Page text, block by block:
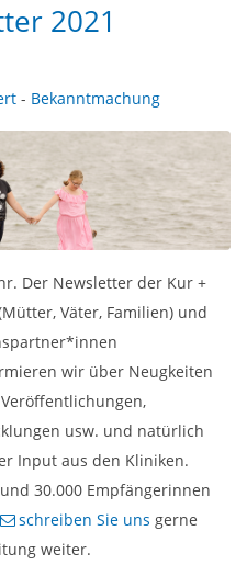
2021
- Bekanntmachung
Der Newsletter der Kur +
Väter, Familien) und
wir über Neugkeiten
usw. und natürlich
Input aus den Kliniken.
30.000 Empfängerinnen
schreiben Sie uns gerne
weiter.